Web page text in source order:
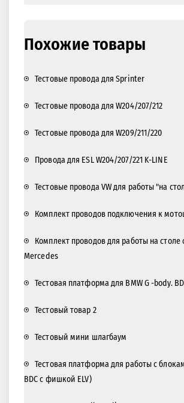
Похожие товары
Тестовые провода для Sprinter
Тестовые провода для W204/207/212
Тестовые провода для W209/211/220
Провода для ESL W204/207/221 K-LINE
Тестовые провода VW для работы "на
Комплект проводов подключения к
Комплект проводов для работы на столе
Mercedes
Тестовая платформа для BMW G -body.
Тестовый товар 2
Тестовый мини шлагбаум
Тестовая платформа для работы с
BDC с фишкой ELV)